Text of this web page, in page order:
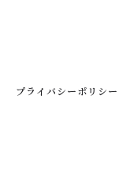
プライバシーポリシー